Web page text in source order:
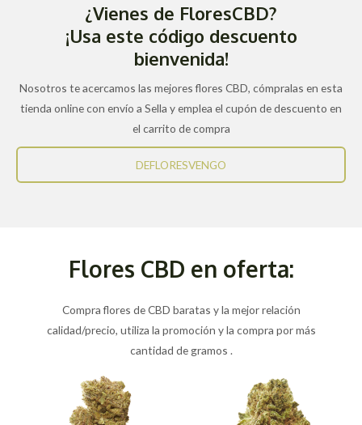
¿Vienes de FloresCBD?
¡Usa este código descuento
bienvenida!
Nosotros te acercamos las mejores flores CBD, cómpralas en esta
tienda online con envío a Sella y emplea el cupón de descuento en
el carrito de compra
DEFLORESVENGO
Flores CBD en oferta:
Compra flores de CBD baratas y la mejor relación
calidad/precio, utiliza la promoción y la compra por más
cantidad de gramos .